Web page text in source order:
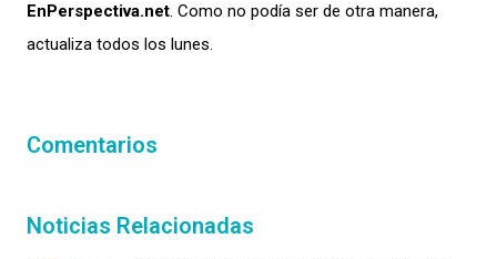
EnPerspectiva.net. Como no podía ser de otra manera,
actualiza todos los lunes.
Comentarios
Noticias Relacionadas